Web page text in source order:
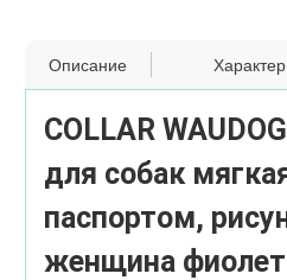
Описание
COLLAR
для собак
паспортом,
женщина